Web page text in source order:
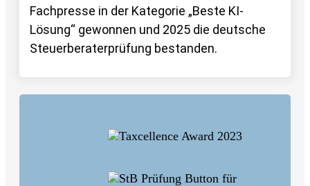
Fachpresse in der Kategorie „Beste KI-
Lösung“ gewonnen und 2025 die deutsche
Steuerberaterprüfung bestanden.